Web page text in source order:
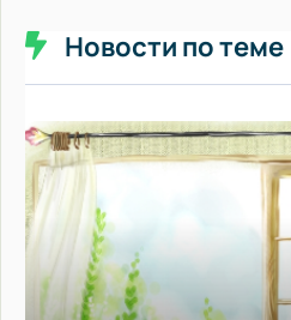
Новости по теме